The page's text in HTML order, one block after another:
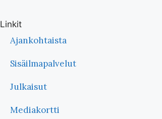
Linkit
Ajankohtaista
Sisäilmapalvelut
Julkaisut
Mediakortti